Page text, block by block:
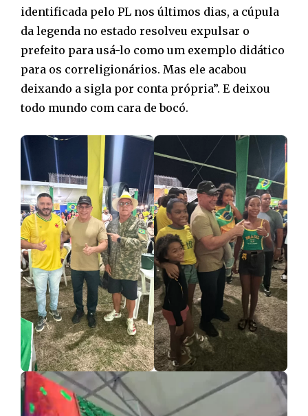
identificada pelo PL nos últimos dias, a cúpula
da legenda no estado resolveu expulsar o
prefeito para usá-lo como um exemplo didático
para os correligionários. Mas ele acabou
deixando a sigla por conta própria”. E deixou
todo mundo com cara de bocó.